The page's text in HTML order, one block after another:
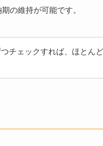
の維持が可能です。
チェックすれば、ほとん